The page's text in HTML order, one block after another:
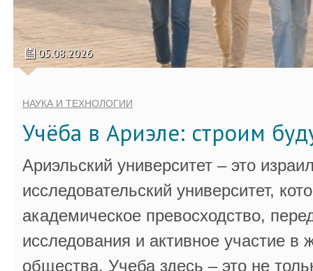
05.08.2026
НАУКА И ТЕХНОЛОГИИ
Учёба в Ариэле: строим
Ариэльский университет – это
исследовательский университет,
академическое превосходство,
исследования и активное участие в
общества. Учеба здесь – это не